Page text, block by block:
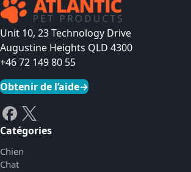
Unit 10, 23 Technology Drive
Augustine Heights QLD 4300
+46 72 149 80 55
Obtenir de l’aide→
Catégories
Chien
Chat